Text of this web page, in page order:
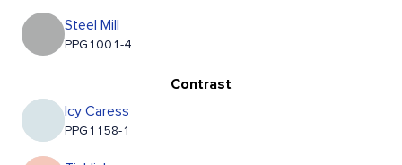
Steel Mill
PPG1001-4
Contrast
Icy Caress
PPG1158-1